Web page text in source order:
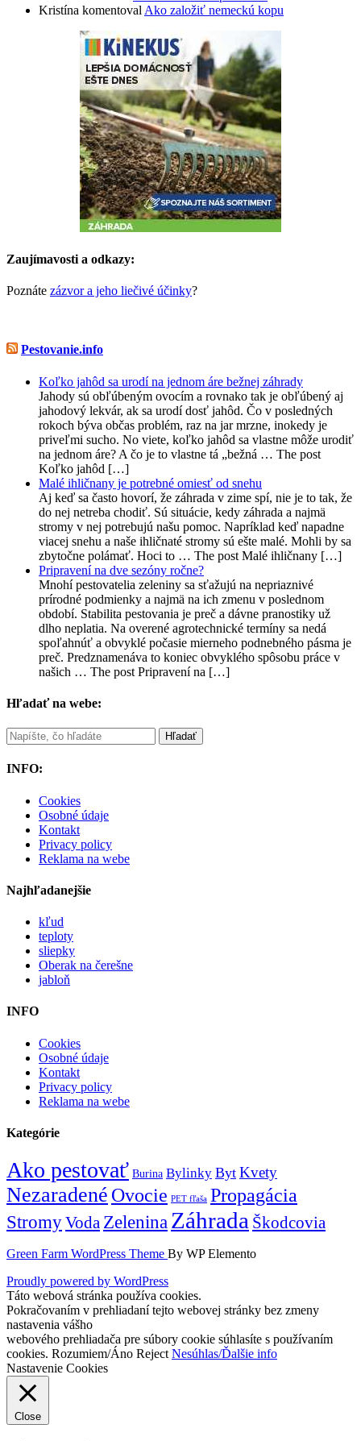
Kristína komentoval Ako založiť nemeckú kopu
Zaujímavosti a odkazy:
Poznáte zázvor a jeho liečivé účinky?
Pestovanie.info
Koľko jahôd sa urodí na jednom áre bežnej záhrady
Jahody sú obľúbeným ovocím a rovnako tak je obľúbený aj
jahodový lekvár, ak sa urodí dosť jahôd. Čo v posledných
rokoch býva občas problém, raz na jar mrzne, inokedy je
priveľmi sucho. No viete, koľko jahôd sa vlastne môže urodiť
na jednom áre? A čo je to vlastne tá „bežná … The post
Koľko jahôd […]
Malé ihličnany je potrebné omiesť od snehu
Aj keď sa často hovorí, že záhrada v zime spí, nie je to tak, že
do nej netreba chodiť. Sú situácie, kedy záhrada a najmä
stromy v nej potrebujú našu pomoc. Napríklad keď napadne
viacej snehu a naše ihličnaté stromy sú ešte malé. Mohli by sa
zbytočne polámať. Hoci to … The post Malé ihličnany […]
Pripravení na dve sezóny ročne?
Mnohí pestovatelia zeleniny sa sťažujú na nepriaznivé
prírodné podmienky a najmä na ich zmenu v poslednom
období. Stabilita pestovania je preč a dávne pranostiky už
dlho neplatia. Na overené agrotechnické termíny sa nedá
spoľahnúť a obvyklé počasie mierneho podnebného pásma je
preč. Predznamenáva to koniec obvyklého spôsobu práce v
našich … The post Pripravení na […]
Hľadať na webe:
INFO:
Cookies
Osobné údaje
Kontakt
Privacy policy
Reklama na webe
Najhľadanejšie
kľud
teploty
sliepky
Oberak na čerešne
jabloň
INFO
Cookies
Osobné údaje
Kontakt
Privacy policy
Reklama na webe
Kategórie
Ako pestovať Burina Bylinky Byt Kvety
Nezaradené Ovocie PET fľaša Propagácia
StromyVoda ZeleninaZáhrada Škodcovia
Green Farm WordPress Theme By WP Elemento
Proudly powered by WordPress
Táto webová stránka používa cookies.
Pokračovaním v prehliadaní tejto webovej stránky bez zmeny
nastavenia vášho
webového prehliadača pre súbory cookie súhlasíte s používaním
cookies. Rozumiem/Áno Reject Nesúhlas/Ďalšie info
Nastavenie Cookies
Close